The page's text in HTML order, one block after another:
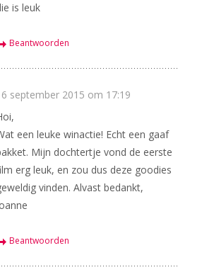
is leuk
Beantwoorden
september 2015 om 17:19
een leuke winactie! Echt een gaaf
Mijn dochtertje vond de eerste
erg leuk, en zou dus deze goodies
vinden. Alvast bedankt,
Beantwoorden